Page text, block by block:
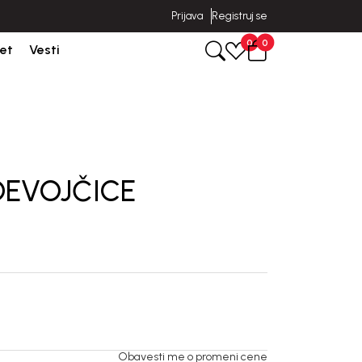
u roku od 3-5 dana od dana kreiranja porudžbine.
Prijava Registruj se
Vesti 0 0
Obavesti me o promeni cene